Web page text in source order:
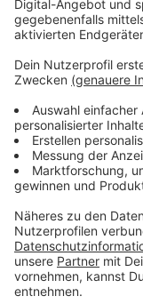
CHILLOUT
empfangen
CHILLOUT
via DAB+ in
alles in den Flow
melodischem
Hier findest du
Möglichkeiten,
hören.
So hörst du uns